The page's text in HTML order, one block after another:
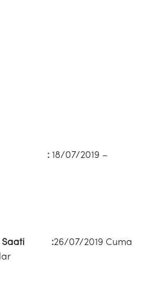
: 18/07/2019 –
- Saati :26/07/2019 Cuma